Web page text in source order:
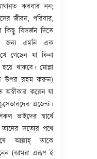
করবার নন;
জীবন, পরিবার,
বিসর্জন দিতে
জন্য এমনি এক
গেছেন যা কিনা
থাকবে। মোল্লা
উপর রহম করুন)
অস্বীকার করেন যা
এজেন্ট।
ভাইদের স্বার্থে
সত্যের পথে
আল্লাহ্‌ তাকে
নেন (আমরা এরূপ ই